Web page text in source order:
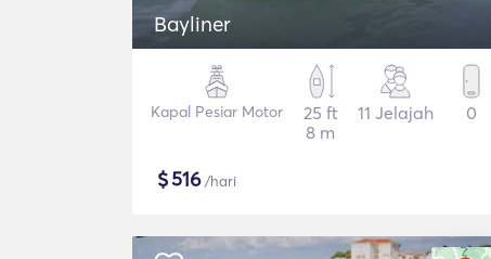
Bayliner
Kapal Pesiar Motor
25 ft
8 m
11 Jelajah 0
$516/hari